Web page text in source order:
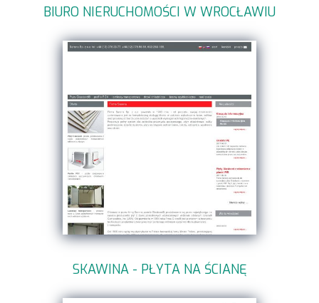
BIURO NIERUCHOMOŚCI W WROCŁAWIU
SKAWINA - PŁYTA NA ŚCIANĘ